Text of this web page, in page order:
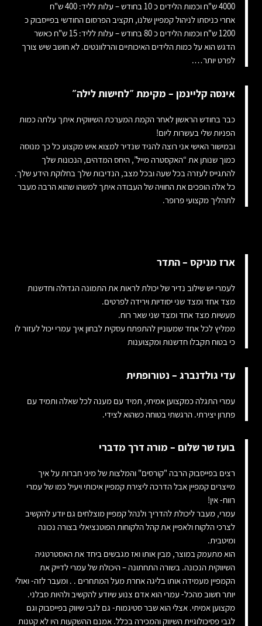
4000 ש"ח וכמות הלידים כ 10 בחודש – עלות לליד: 400 ש"ח
אחרי כניסתו לניהול קמפיין שלנו, תקציב הפרסום החודשי בפייסבוק כ
1200 ש"ח וכמות הלידים כ 80 בחודש – עלות לליד: 15 ש"ח כאשר
הדגש הוא על כמות הלידים האיכותיים והרלוונטים. לא חושב שיש צורך
לפרט יותר….
אינסה קליינמן – מקימת ״לחישות לילה״
כבר בחודש הראשון לאחר הקמת המערכת השיווקית איתך עלתה כמות
הפניות שלי בעשרות ליום!
ובמישור האישי אני רוצה להגיד שנדיר למצוא איש מקצוע כל כך מנוסה
כמוך שנותן את “האקסטרה מייל”, היחס המדהים, הנכונות שלך
להתגייס לעזרה בכל שעה ובכל מצב, הנדיבות שלך בחלוקת הידע שלך.
כל אלה הופכים את החוויה של העבודה איתך למשהו שהוא הרבה מעבר
לתהליך מקצועי פרופר.
ארז מניקס – התדר
לעמרי יש שילוב נדיר של יכולת לראות את התמונה הגדולה וחדשנות
מצד אחד ומצד שני יסודיות וירידה לפרטים.
מעשיות מצד אחד ומצד שני שאר רוח.
ממליץ לכל אחד שמעוניין להתפתח עסקית לבחון איך עמרי יכול לעזור לו
כי בטוח תקבלו חדשנות ומקצוענות
עדי גולדנברג – נטורופתית
עמרי התגלה כמקצוען אמיתי, תמיד עם מענה לכל שאלה ותמיד עם
פתרון יצירתי. הרגשתי בטוחה כשהוא לצידי.
בועז שר שלום – מורה דרך מדברי
רצים בפייסבוק הרבה "קורסים" והמלצות של מיני חברות על איך
מייצרים קמפיין אבל הדרכה ליצירת קמפיין איכותי ויעיל כמו של עמרי
רווח- אין!
עמרי, מעבר ליכולת להדריך ולנהל קמפיין מוצלחים גם יודע להקשיב
לצרכי הלקוח ולאפיין את קהל הלקוחות הפוטנציאלי בצורה נכונה
ומיטבית.
הוא מתעמק במוצר, מבין אותו ואז מגבשים ביחד את האסטרטגיה
השיווקית הנכונה. בשורה התחתונה – היכולת של עמרי לדייק את
הקמפיין מעמידה אותו בליגה אחרת מעל המתחרים . . ומעבר לזה- ואולי
יותר חשוב מהכל- עמרי הוא אדם צנוע שיודע להקשיב ולהיות סבלני.
מקצוען אמיתי. אצלי הוא שבר סטיגמות- גם לגבי שיווק בפייסבוק וגם
לגבי פסיכולוגיית השיווק והמכירה בכלל. אמנם ההשקעות היו לא קטנות